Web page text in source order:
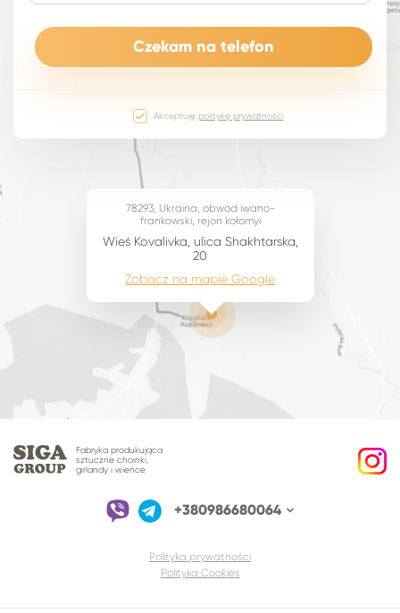
78293, Ukraina, obwód iwano-
frankowski, rejon kołomyi
Wieś Kovalivka, ulica Shakhtarska,
20
Zobacz na mapie Google
Akceptuję politykę prywatności
Fabryka produkująca
sztuczne choinki,
girlandy i wieńce
+380986680064
Polityka prywatności
Polityka Cookies